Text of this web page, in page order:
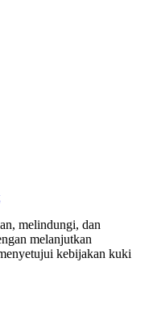
melindungi, dan
melanjutkan
kebijakan kuki